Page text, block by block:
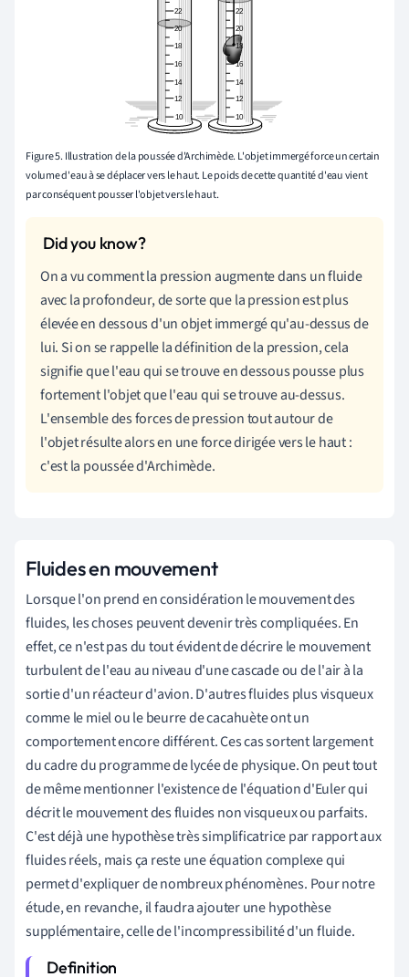
Figure 5. Illustration de la poussée d'Archimède. L'objet immergé force un certain
volume d'eau à se déplacer vers le haut. Le poids de cette quantité d'eau vient
par conséquent pousser l'objet vers le haut.
On a vu comment la pression augmente dans un fluide
avec la profondeur, de sorte que la pression est plus
élevée en dessous d'un objet immergé qu'au-dessus de
lui. Si on se rappelle la définition de la pression, cela
signifie que l'eau qui se trouve en dessous pousse plus
fortementl'objet que l'eau qui se trouve au-dessus.
L'ensemble des forces de pression tout autour de
l'objet résulte alorsen une force dirigée vers le haut :
c'est la poussée d'Archimède.
Fluides en mouvement
Lorsque l'on prend en considération le mouvement des
fluides, les choses peuvent devenir très compliquées. En
effet, ce n'est pas du tout évident de décrire le mouvement
turbulent de l'eau au niveau d'une cascade ou de l'air à la
sortie d'un réacteur d'avion. D'autres fluides plus visqueux
comme le miel ou le beurre de cacahuète ont un
comportement encore différent. Ces cas sortent largement
du cadre du programme de lycée de physique. On peut tout
de même mentionner l'existence de l'équation d'Euler qui
décrit le mouvement des fluides non visqueux ou parfaits.
C'est déjà une hypothèse très simplificatrice par rapport aux
fluides réels, mais ça reste une équation complexe qui
permet d'expliquer de nombreux phénomènes. Pour notre
étude, en revanche, il faudra ajouter une hypothèse
supplémentaire, celle de l'incompressibilité d'un fluide.